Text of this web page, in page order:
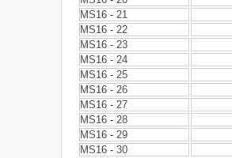
MS16 - 21
MS16 - 22
MS16 - 23
MS16 - 24
MS16 - 25
MS16 - 26
MS16 - 27
MS16 - 28
MS16 - 29
MS16 - 30